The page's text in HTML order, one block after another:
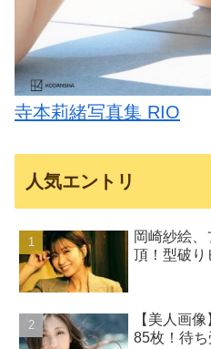
寺本莉緒写真集 RIO
人気エントリ
岡崎紗絵
頂！型破り
【美人画
85枚！待